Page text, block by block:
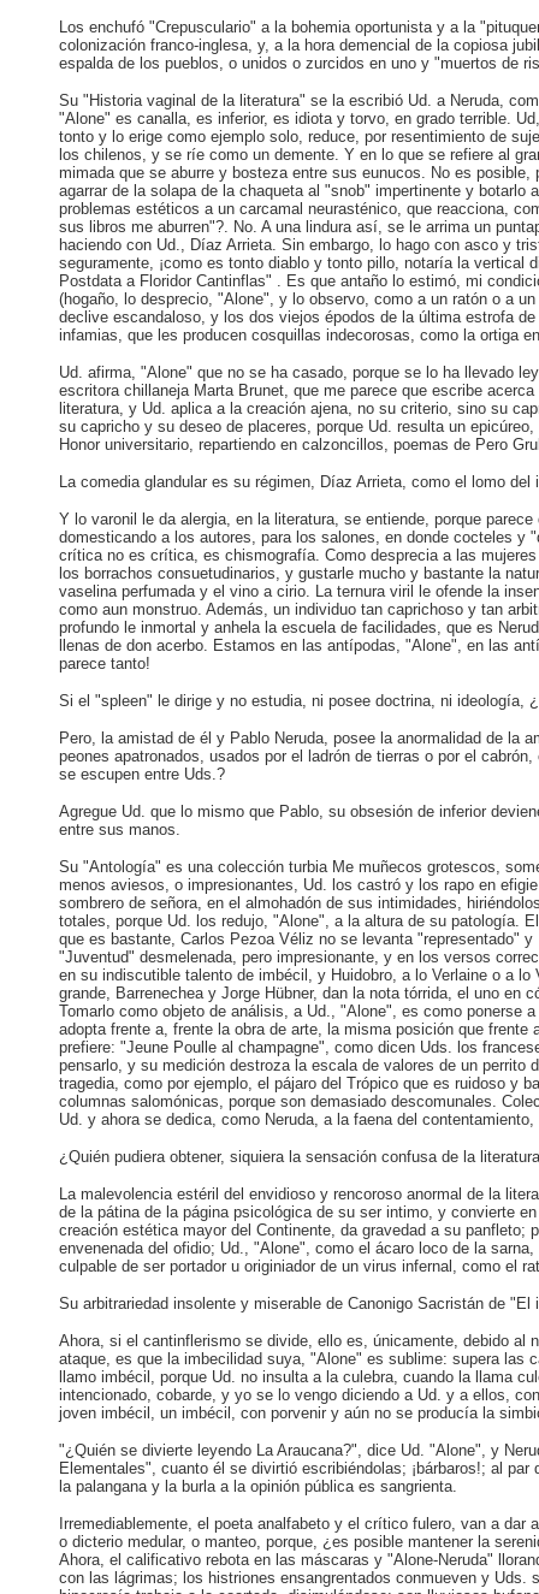
Los enchufó "Crepusculario" a la bohemia oportunista y a la
colonización franco-inglesa, y, a la hora demencial de la copiosa
espalda de los pueblos, o unidos o zurcidos en uno y "muertos de
Su "Historia vaginal de la literatura" se la escribió Ud. a Neruda,
"Alone" es canalla, es inferior, es idiota y torvo, en grado terrible.
tonto y lo erige como ejemplo solo, reduce, por resentimiento de
los chilenos, y se ríe como un demente. Y en lo que se refiere al
mimada que se aburre y bosteza entre sus eunucos. No es
agarrar de la solapa de la chaqueta al "snob" impertinente y
problemas estéticos a un carcamal neurasténico, que reacciona,
sus libros me aburren"?. No. A una lindura así, se le arrima un
haciendo con Ud., Díaz Arrieta. Sin embargo, lo hago con asco y
seguramente, ¡como es tonto diablo y tonto pillo, notaría la vertical
Postdata a Floridor Cantinflas" . Es que antaño lo estimó, mi
(hogaño, lo desprecio, "Alone", y lo observo, como a un ratón o a
declive escandaloso, y los dos viejos épodos de la última estrofa
infamias, que les producen cosquillas indecorosas, como la ortiga
Ud. afirma, "Alone" que no se ha casado, porque se lo ha llevado
escritora chillaneja Marta Brunet, que me parece que escribe
literatura, y Ud. aplica a la creación ajena, no su criterio, sino su
su capricho y su deseo de placeres, porque Ud. resulta un
Honor universitario, repartiendo en calzoncillos, poemas de Pero
La comedia glandular es su régimen, Díaz Arrieta, como el lomo
Y lo varonil le da alergia, en la literatura, se entiende, porque
domesticando a los autores, para los salones, en donde cocteles y
crítica no es crítica, es chismografía. Como desprecia a las
los borrachos consuetudinarios, y gustarle mucho y bastante la
vaselina perfumada y el vino a cirio. La ternura viril le ofende la
como aun monstruo. Además, un individuo tan caprichoso y tan
profundo le inmortal y anhela la escuela de facilidades, que es
llenas de don acerbo. Estamos en las antípodas, "Alone", en las
parece tanto!
Si el "spleen" le dirige y no estudia, ni posee doctrina, ni ideología,
Pero, la amistad de él y Pablo Neruda, posee la anormalidad de la
peones apatronados, usados por el ladrón de tierras o por el
se escupen entre Uds.?
Agregue Ud. que lo mismo que Pablo, su obsesión de inferior
entre sus manos.
Su "Antología" es una colección turbia Me muñecos grotescos,
menos aviesos, o impresionantes, Ud. los castró y los rapo en
sombrero de señora, en el almohadón de sus intimidades,
totales, porque Ud. los redujo, "Alone", a la altura de su patología.
que es bastante, Carlos Pezoa Véliz no se levanta "representado"
"Juventud" desmelenada, pero impresionante, y en los versos
en su indiscutible talento de imbécil, y Huidobro, a lo Verlaine o a
grande, Barrenechea y Jorge Hübner, dan la nota tórrida, el uno
Tomarlo como objeto de análisis, a Ud., "Alone", es como ponerse
adopta frente a, frente la obra de arte, la misma posición que
prefiere: "Jeune Poulle al champagne", como dicen Uds. los
pensarlo, y su medición destroza la escala de valores de un
tragedia, como por ejemplo, el pájaro del Trópico que es ruidoso y
columnas salomónicas, porque son demasiado descomunales.
Ud. y ahora se dedica, como Neruda, a la faena del
¿Quién pudiera obtener, siquiera la sensación confusa de la
La malevolencia estéril del envidioso y rencoroso anormal de la
de la pátina de la página psicológica de su ser intimo, y convierte
creación estética mayor del Continente, da gravedad a su
envenenada del ofidio; Ud., "Alone", como el ácaro loco de la
culpable de ser portador u originiador de un virus infernal, como el
Su arbitrariedad insolente y miserable de Canonigo Sacristán de
Ahora, si el cantinflerismo se divide, ello es, únicamente, debido al
ataque, es que la imbecilidad suya, "Alone" es sublime: supera las
llamo imbécil, porque Ud. no insulta a la culebra, cuando la llama
intencionado, cobarde, y yo se lo vengo diciendo a Ud. y a ellos,
joven imbécil, un imbécil, con porvenir y aún no se producía la
"¿Quién se divierte leyendo La Araucana?", dice Ud. "Alone", y
Elementales", cuanto él se divirtió escribiéndolas; ¡bárbaros!; al
la palangana y la burla a la opinión pública es sangrienta.
Irremediablemente, el poeta analfabeto y el crítico fulero, van a
o dicterio medular, o manteo, porque, ¿es posible mantener la
Ahora, el calificativo rebota en las máscaras y "Alone-Neruda"
con las lágrimas; los histriones ensangrentados conmueven y